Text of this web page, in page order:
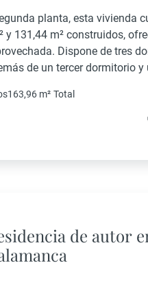
planta, esta vivienda
y 131,44 m² construidos,
Dispone de tres
de un tercer dormitorio
163,96 m² Total
de autor